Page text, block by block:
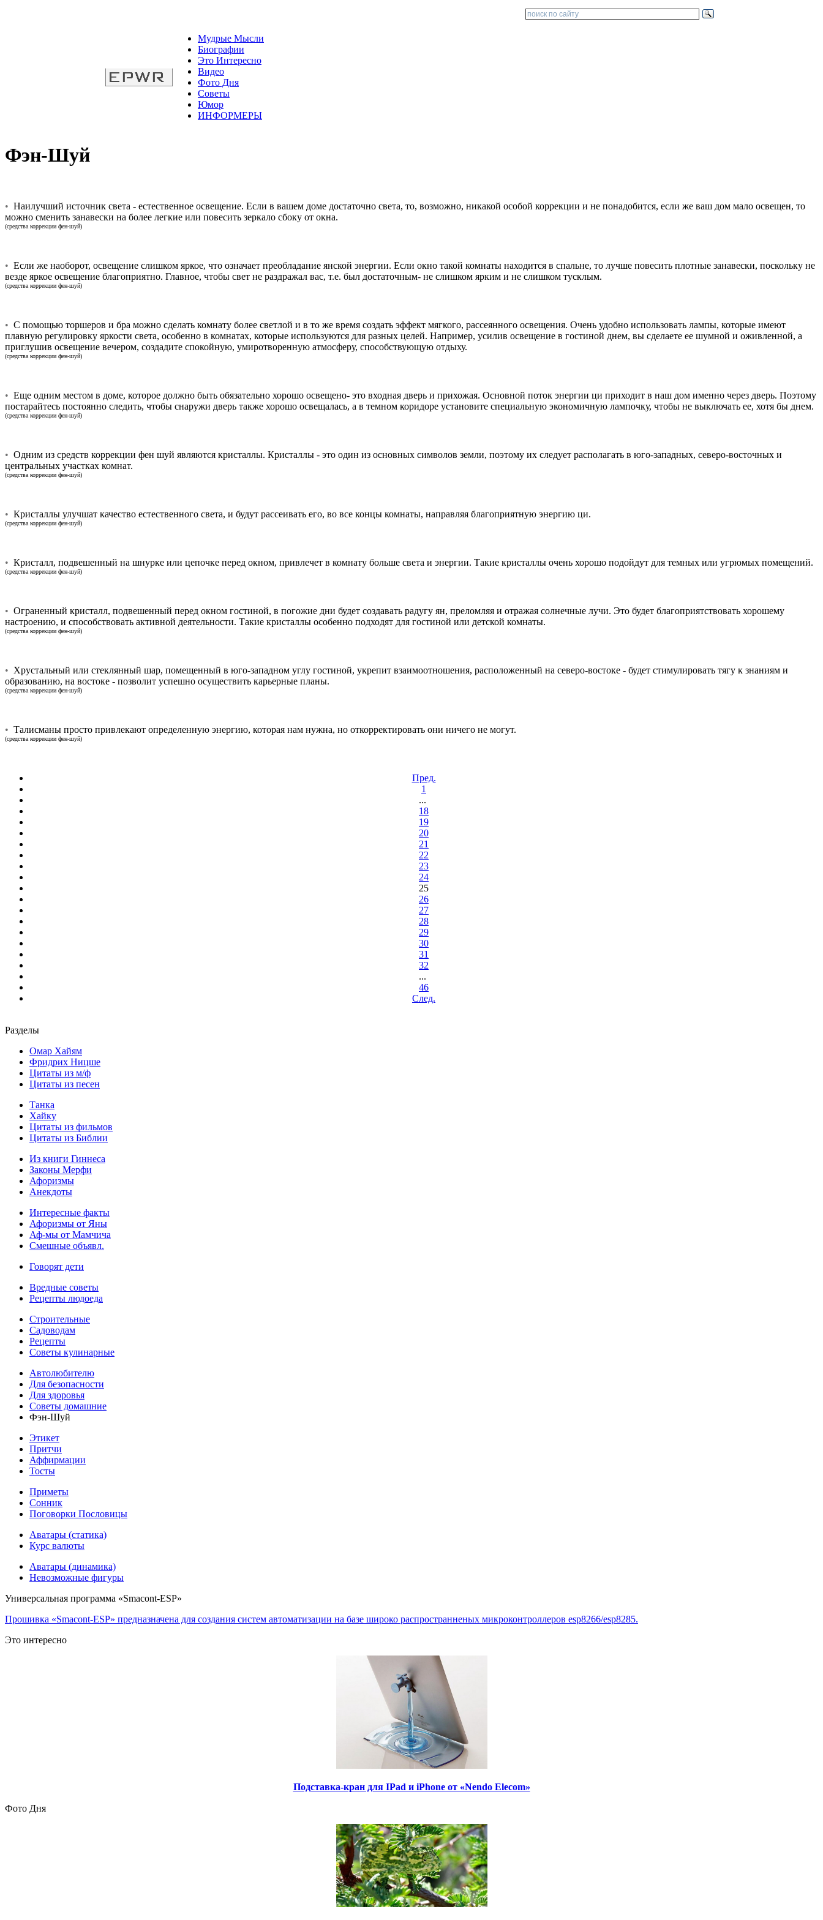
Мудрые Мысли
Биографии
Это Интересно
Видео
Фото Дня
Советы
Юмор
ИНФОРМЕРЫ
Фэн-Шуй
• Наилучший источник света - естественное освещение. Если в вашем доме достаточно света, то, возможно, никакой особой коррекции и не понадобится, если же ваш дом мало освещен, то
можно сменить занавески на более легкие или повесить зеркало сбоку от окна.
(средства коррекции фен-шуй)
• Если же наоборот, освещение слишком яркое, что означает преобладание янской энергии. Если окно такой комнаты находится в спальне, то лучше повесить плотные занавески, поскольку не
везде яркое освещение благоприятно. Главное, чтобы свет не раздражал вас, т.е. был достаточным- не слишком ярким и не слишком тусклым.
(средства коррекции фен-шуй)
• С помощью торшеров и бра можно сделать комнату более светлой и в то же время создать эффект мягкого, рассеянного освещения. Очень удобно использовать лампы, которые имеют
плавную регулировку яркости света, особенно в комнатах, которые используются для разных целей. Например, усилив освещение в гостиной днем, вы сделаете ее шумной и оживленной, а
приглушив освещение вечером, создадите спокойную, умиротворенную атмосферу, способствующую отдыху.
(средства коррекции фен-шуй)
• Еще одним местом в доме, которое должно быть обязательно хорошо освещено- это входная дверь и прихожая. Основной поток энергии ци приходит в наш дом именно через дверь. Поэтому
постарайтесь постоянно следить, чтобы снаружи дверь также хорошо освещалась, а в темном коридоре установите специальную экономичную лампочку, чтобы не выключать ее, хотя бы днем.
(средства коррекции фен-шуй)
• Одним из средств коррекции фен шуй являются кристаллы. Кристаллы - это один из основных символов земли, поэтому их следует располагать в юго-западных, северо-восточных и
центральных участках комнат.
(средства коррекции фен-шуй)
• Кристаллы улучшат качество естественного света, и будут рассеивать его, во все концы комнаты, направляя благоприятную энергию ци.
(средства коррекции фен-шуй)
• Кристалл, подвешенный на шнурке или цепочке перед окном, привлечет в комнату больше света и энергии. Такие кристаллы очень хорошо подойдут для темных или угрюмых помещений.
(средства коррекции фен-шуй)
• Ограненный кристалл, подвешенный перед окном гостиной, в погожие дни будет создавать радугу ян, преломляя и отражая солнечные лучи. Это будет благоприятствовать хорошему
настроению, и способствовать активной деятельности. Такие кристаллы особенно подходят для гостиной или детской комнаты.
(средства коррекции фен-шуй)
• Хрустальный или стеклянный шар, помещенный в юго-западном углу гостиной, укрепит взаимоотношения, расположенный на северо-востоке - будет стимулировать тягу к знаниям и
образованию, на востоке - позволит успешно осуществить карьерные планы.
(средства коррекции фен-шуй)
• Талисманы просто привлекают определенную энергию, которая нам нужна, но откорректировать они ничего не могут.
(средства коррекции фен-шуй)
Пред.
1
...
18
19
20
21
22
23
24
25
26
27
28
29
30
31
32
...
46
Cлед.
Разделы
Омар Хайям
Фридрих Ницше
Цитаты из м/ф
Цитаты из песен
Танка
Хайку
Цитаты из фильмов
Цитаты из Библии
Из книги Гиннеса
Законы Мерфи
Афоризмы
Анекдоты
Интересные факты
Афоризмы от Яны
Аф-мы от Мамчича
Смешные объявл.
Говорят дети
Вредные советы
Рецепты людоеда
Строительные
Садоводам
Рецепты
Советы кулинарные
Автолюбителю
Для безопасности
Для здоровья
Советы домашние
Фэн-Шуй
Этикет
Притчи
Аффирмации
Тосты
Приметы
Сонник
Поговорки Пословицы
Аватары (статика)
Курс валюты
Аватары (динамика)
Невозможные фигуры
Универсальная программа «Smacont-ESP»
Прошивка «Smacont-ESP» предназначена для создания систем автоматизации на базе широко распространненых микроконтроллеров esp8266/esp8285.
Это интересно
Подставка-кран для IPad и iPhone от «Nendo Elecom»
Фото Дня